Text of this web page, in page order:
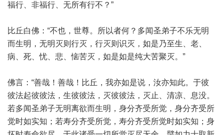
福行、非福行、无所有行不？”
比丘白佛：“不也，世尊。所以者何？多闻圣弟子不乐无明
而生明，无明灭则行灭，行灭则识灭，如是乃至生、老、
病、死、忧、悲、恼苦灭，如是如是纯大苦聚灭。”
佛言：“善哉！善哉！比丘，我亦如是说，汝亦知此。于彼
彼法起彼彼法，生彼彼法，灭彼彼法，灭止、清凉、息没。
若多闻圣弟子无明离欲而生明，身分齐受所觉，身分齐受所
觉时如实知；若寿分齐受所觉，寿分齐受所觉时如实知；身